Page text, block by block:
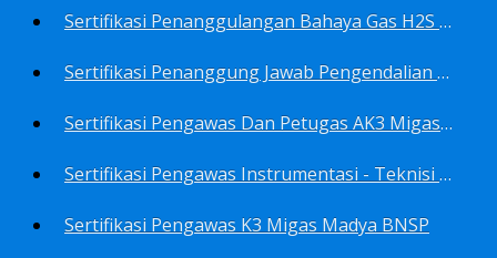
Sertifikasi Penanggulangan Bahaya Gas H2S BNSP
Sertifikasi Penanggung Jawab Pengendalian Pencemaran Udara BNSP
Sertifikasi Pengawas Dan Petugas AK3 Migas BNSP
Sertifikasi Pengawas Instrumentasi - Teknisi Instrumentasi Tingkat 1 Dan 2 BNSP
Sertifikasi Pengawas K3 Migas Madya BNSP